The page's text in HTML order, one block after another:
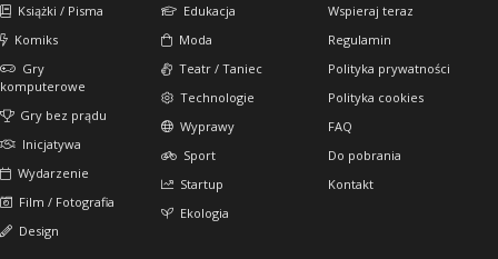
Książki / Pisma
Komiks
Gry
komputerowe
Gry bez prądu
Inicjatywa
Wydarzenie
Film / Fotografia
Design
Edukacja
Moda
Teatr / Taniec
Technologie
Wyprawy
Sport
Startup
Ekologia
Wspieraj teraz
Regulamin
Polityka prywatności
Polityka cookies
FAQ
Do pobrania
Kontakt